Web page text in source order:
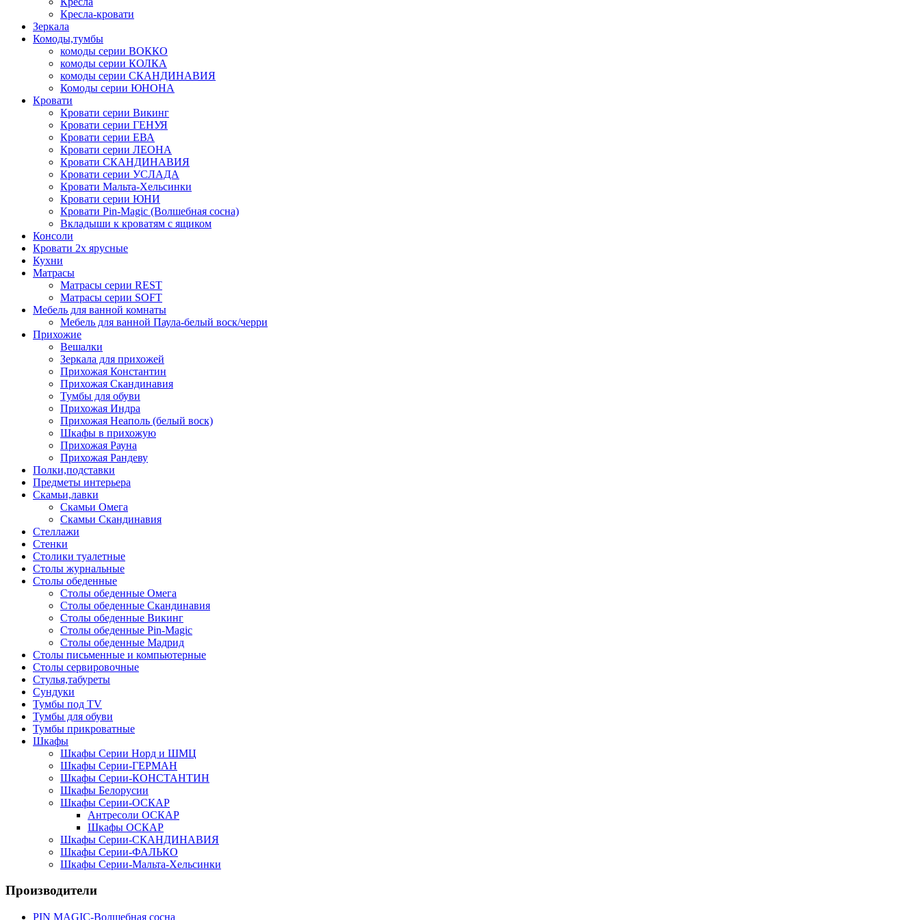
Кресла-кровати
Зеркала
Комоды,тумбы
комоды серии ВОККО
комоды серии КОЛКА
комоды серии СКАНДИНАВИЯ
Комоды серии ЮНОНА
Кровати
Кровати серии Викинг
Кровати серии ГЕНУЯ
Кровати серии ЕВА
Кровати серии ЛЕОНА
Кровати СКАНДИНАВИЯ
Кровати серии УСЛАДА
Кровати Мальта-Хельсинки
Кровати серии ЮНИ
Кровати Pin-Magic (Волшебная сосна)
Вкладыши к кроватям с ящиком
Консоли
Кровати 2х ярусные
Кухни
Матрасы
Матрасы серии REST
Матрасы серии SOFT
Мебель для ванной комнаты
Мебель для ванной Паула-белый воск/черри
Прихожие
Вешалки
Зеркала для прихожей
Прихожая Константин
Прихожая Скандинавия
Тумбы для обуви
Прихожая Индра
Прихожая Неаполь (белый воск)
Шкафы в прихожую
Прихожая Рауна
Прихожая Рандеву
Полки,подставки
Предметы интерьера
Скамьи,лавки
Скамьи Омега
Скамьи Скандинавия
Стеллажи
Стенки
Столики туалетные
Столы журнальные
Столы обеденные
Столы обеденные Омега
Столы обеденные Скандинавия
Столы обеденные Викинг
Столы обеденные Pin-Magic
Столы обеденные Мадрид
Столы письменные и компьютерные
Столы сервировочные
Стулья,табуреты
Сундуки
Тумбы под TV
Тумбы для обуви
Тумбы прикроватные
Шкафы
Шкафы Серии Норд и ШМЦ
Шкафы Серии-ГЕРМАН
Шкафы Серии-КОНСТАНТИН
Шкафы Белорусии
Шкафы Серии-ОСКАР
Антресоли ОСКАР
Шкафы ОСКАР
Шкафы Серии-СКАНДИНАВИЯ
Шкафы Серии-ФАЛЬКО
Шкафы Серии-Мальта-Хельсинки
Производители
PIN MAGIС-Волшебная сосна